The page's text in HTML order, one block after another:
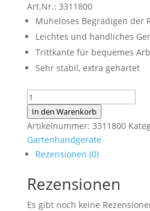
Art.Nr.: 3311800
Müheloses Begradigen der
Leichtes und handliches
Trittkante für bequemes
Sehr stabil, extra gehärtet
WOLF
HALBMOND-
KANTENSTECHER
RM-
F
In den Warenkorb
Artikelnummer: 3311800
Gartenhandgeräte
Rezensionen (0)
Rezensionen
Es gibt noch keine